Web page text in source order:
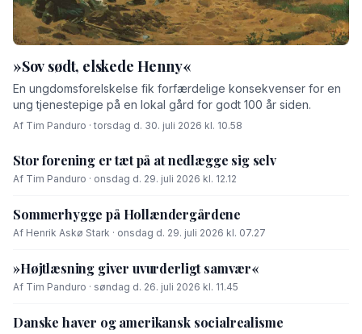
»Sov sødt, elskede Henny«
En ungdomsforelskelse fik forfærdelige konsekvenser for en
ung tjenestepige på en lokal gård for godt 100 år siden.
Af Tim Panduro · torsdag d. 30. juli 2026 kl. 10.58
Stor forening er tæt på at nedlægge sig selv
Af Tim Panduro · onsdag d. 29. juli 2026 kl. 12.12
Sommerhygge på Hollændergårdene
Af Henrik Askø Stark · onsdag d. 29. juli 2026 kl. 07.27
»Højtlæsning giver uvurderligt samvær«
Af Tim Panduro · søndag d. 26. juli 2026 kl. 11.45
Danske haver og amerikansk socialrealisme